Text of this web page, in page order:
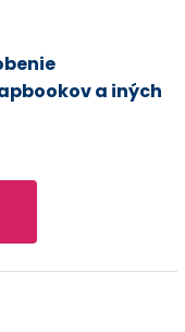
a iných